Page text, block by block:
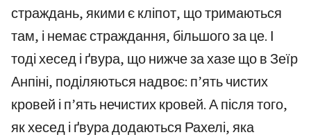
страждань, якими є кліпот, що тримаються
там, і немає страждання, більшого за це. І
тоді хесед і ґвура, що нижче за хазе що в Зеїр
Анпіні, поділяються надвоє: п’ять чистих
кровей і п’ять нечистих кровей. А після того,
як хесед і ґвура додаються Рахелі, яка